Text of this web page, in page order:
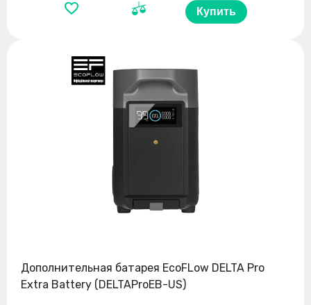
Купить
Дополнительная батарея EcoFLow DELTA Pro
Extra Battery (DELTAProEB-US)